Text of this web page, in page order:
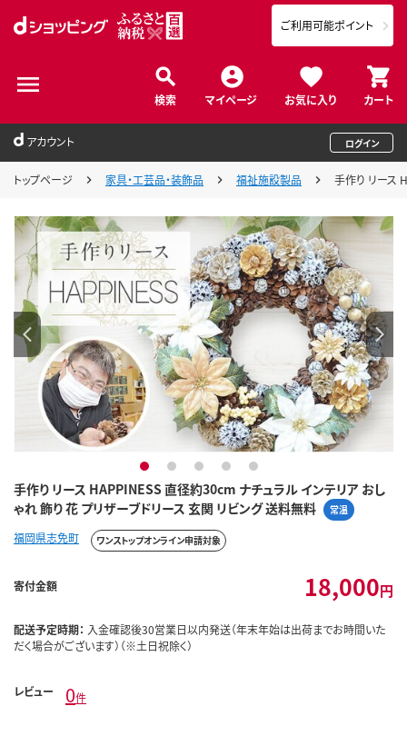
検索 マイページ お気に入り カート
ご利用可能ポイント
アカウント ログイン
トップページ 家具・工芸品・装飾品 福祉施設製品 手作り リース
手作り リース HAPPINESS 直径約30cm ナチュラル インテリア おし
ゃれ 飾り 花 プリザーブドリース 玄関 リビング 送料無料
常温
1 2 3 4 5
福岡県志免町 ワンストップオンライン申請対象
寄付金額 18,000円
配送予定時期： 入金確認後30営業日以内発送（年末年始は出荷までお時間いた
だく場合がございます）（※土日祝除く）
レビュー 0件